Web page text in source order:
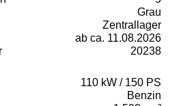
Grau
Zentrallager
ab ca. 11.08.2026
20238
110 kW / 150 PS
Benzin